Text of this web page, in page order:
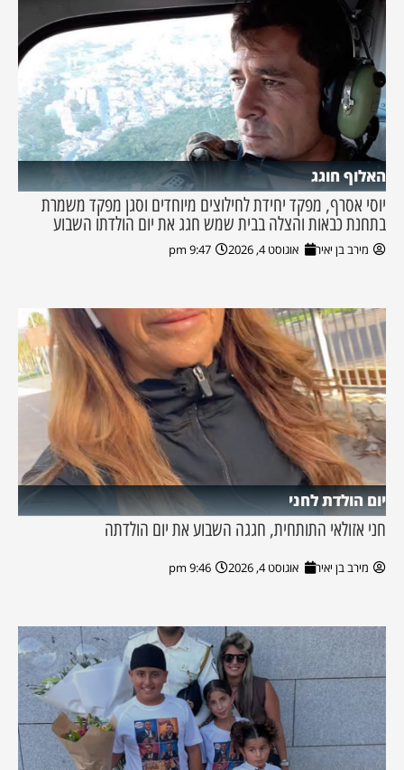
האלוף חוגג
יוסי אסרף, מפקד יחידת לחילוצים מיוחדים וסגן מפקד משמרת
בתחנת כבאות והצלה בבית שמש חגג את יום הולדתו השבוע
מירב בן יאיר אוגוסט 4, 2026 9:47 pm
יום הולדת לחני
חני אזולאי התותחית, חגגה השבוע את יום הולדתה
מירב בן יאיר אוגוסט 4, 2026 9:46 pm